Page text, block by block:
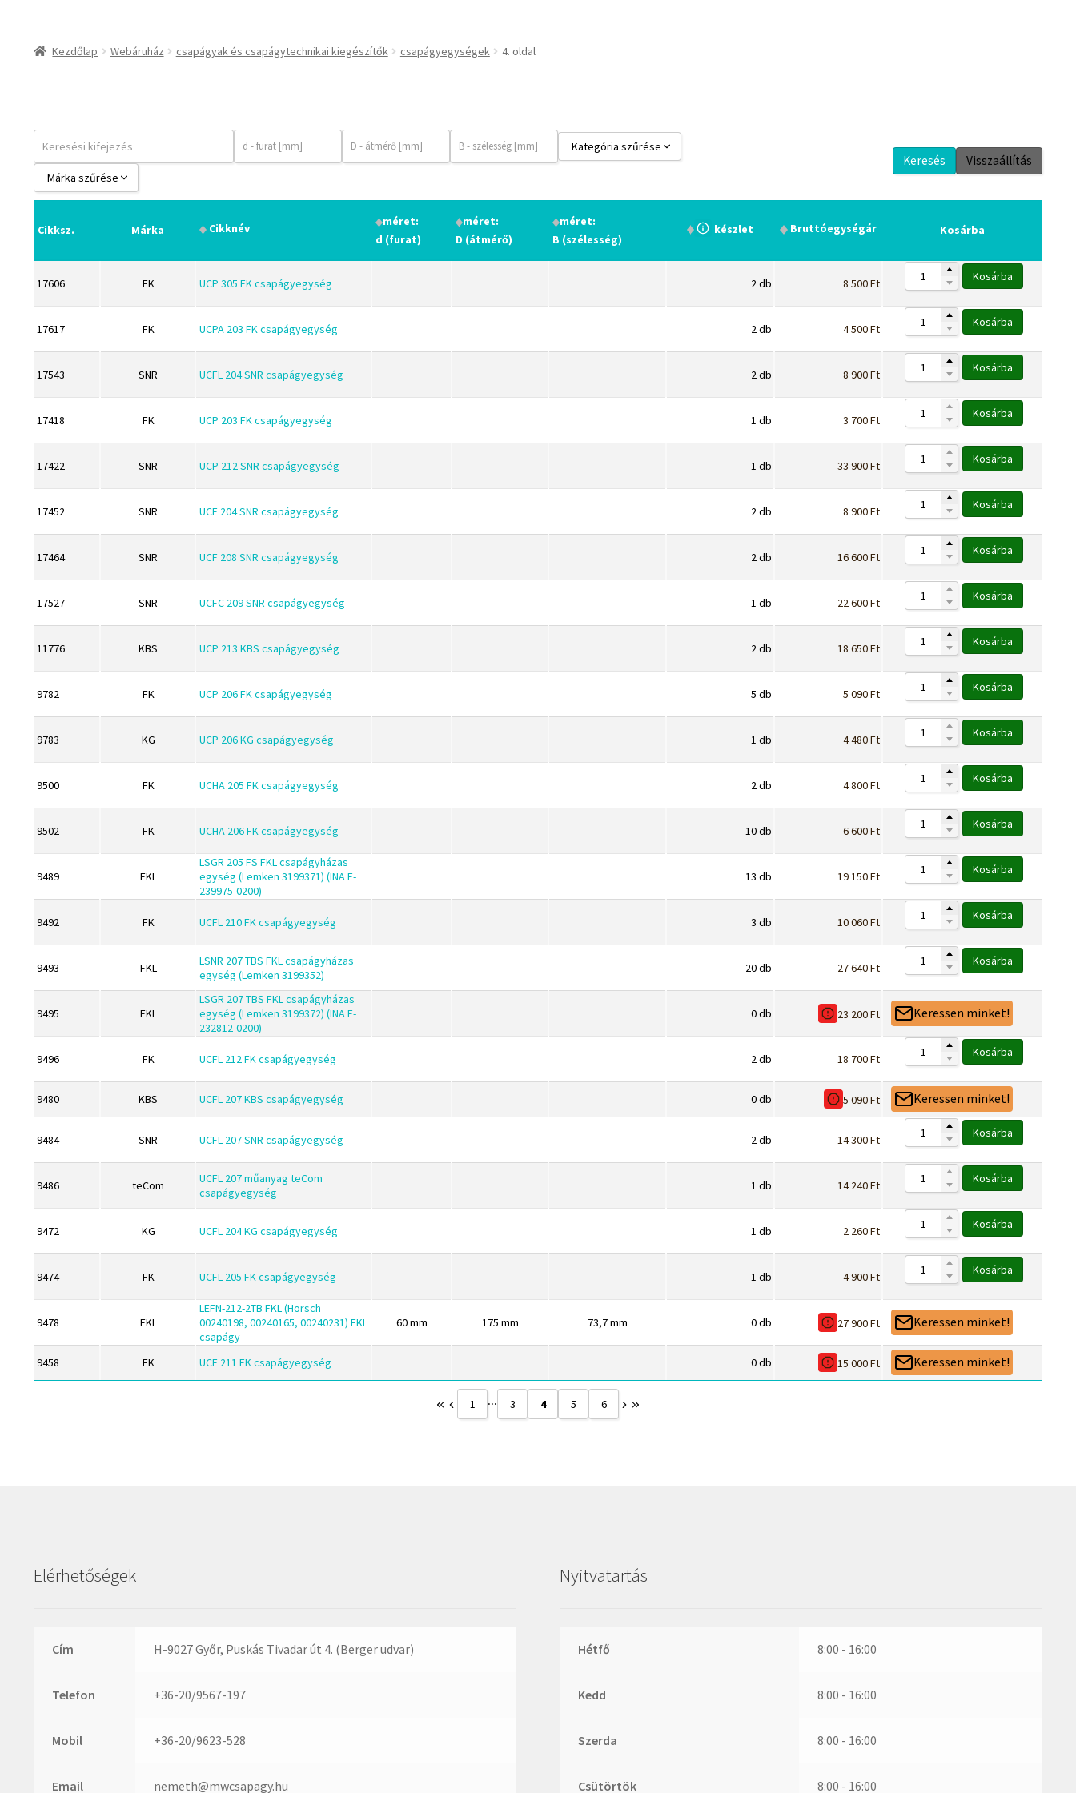
fogaskerekek, fogaslécek
agyas- és laplánckerekek
lineáris technika
szimeringek, tömítések
CHI
CMB
Codex
Corteco
CX
Dichtomatik
DKF
DTE
EZO
FAG
FAG
FBJ
FK
GLY
HCH
Hutchinson
IBB
INT
KBS
KG
KML
KOYO
MGK
MGM
MSC
NMB
NSK
NTN
Optibelt
teCom
URB
ZR
Kezdőlap Webáruház csapágyak és csapágytechnikai kiegészítők csapágyegységek 4. oldal
Kategória szűrése
Márka szűrése
BECO
CBF-SNH
Codex
Codex Extreme
COM-A
Dichtomatik
DKF
DTE
E.v.
Elatech
FAG
FBJ
FK
FKM
HCH
Hutchinson
IBB
IBC
IKO
INA
INT
KBS
KG
MGM
Optibelt
Rexroth
Rubena
Keresés Visszaállítás
Cikksz. Márka Cikknév
méret:
d (furat)
méret:
D (átmérő)
méret:
B (szélesség)
készlet Bruttóegységár Kosárba
17606 FK UCP 305 FK csapágyegység 2db 8 500Ft Kosárba
17617 FK UCPA 203 FK csapágyegység 2db 4 500Ft Kosárba
17543 SNR UCFL 204 SNR csapágyegység 2db 8 900Ft Kosárba
17418 FK UCP 203 FK csapágyegység 1 db 3 700Ft Kosárba
17422 SNR UCP 212 SNR csapágyegység 1 db 33 900Ft Kosárba
17452 SNR UCF 204 SNR csapágyegység 2db 8 900Ft Kosárba
17464 SNR UCF 208 SNR csapágyegység 2db 16 600Ft Kosárba
17527 SNR UCFC 209 SNR csapágyegység 1 db 22 600Ft Kosárba
11776 KBS UCP 213 KBS csapágyegység 2db 18 650Ft Kosárba
9782 FK UCP 206 FK csapágyegység 5 db 5 090Ft Kosárba
9783 KG UCP 206 KG csapágyegység 1 db 4 480Ft Kosárba
9500 FK UCHA 205 FK csapágyegység 2db 4 800Ft Kosárba
9502 FK UCHA 206 FK csapágyegység 10db 6 600Ft Kosárba
9489 FKL
LSGR 205 FS FKL csapágyházas
egység (Lemken 3199371) (INA F-
239975-0200)
13 db 19 150Ft Kosárba
9492 FK UCFL 210 FK csapágyegység 3 db 10 060Ft Kosárba
9493 FKL
LSNR 207 TBS FKL csapágyházas
egység (Lemken 3199352)
20db 27 640Ft Kosárba
9495 FKL
LSGR 207 TBS FKL csapágyházas
egység (Lemken 3199372) (INA F-
232812-0200)
0db 23 200Ft Keressen minket!
9496 FK UCFL 212 FK csapágyegység 2db 18 700Ft Kosárba
9480 KBS UCFL 207 KBS csapágyegység 0db 5 090Ft Keressen minket!
9484 SNR UCFL 207 SNR csapágyegység 2db 14 300Ft Kosárba
9486 teCom
UCFL 207 műanyag teCom
csapágyegység
1 db 14 240Ft Kosárba
9472 KG UCFL 204 KG csapágyegység 1 db 2 260Ft Kosárba
9474 FK UCFL 205 FK csapágyegység 1 db 4 900Ft Kosárba
9478 FKL
LEFN-212-2TB FKL (Horsch
00240198, 00240165, 00240231) FKL
csapágy
60mm 175 mm 73,7mm 0db 27 900Ft Keressen minket!
9458 FK UCF 211 FK csapágyegység 0db 15 000Ft Keressen minket!
1 ... 3 4 5 6
Elérhetőségek
Cím H-9027 Győr, Puskás Tivadar út 4. (Berger udvar)
Telefon +36-20/9567-197
Mobil +36-20/9623-528
Email nemeth@mwcsapagy.hu
Nyitvatartás
Hétfő 8:00 - 16:00
Kedd 8:00 - 16:00
Szerda 8:00 - 16:00
Csütörtök 8:00 - 16:00